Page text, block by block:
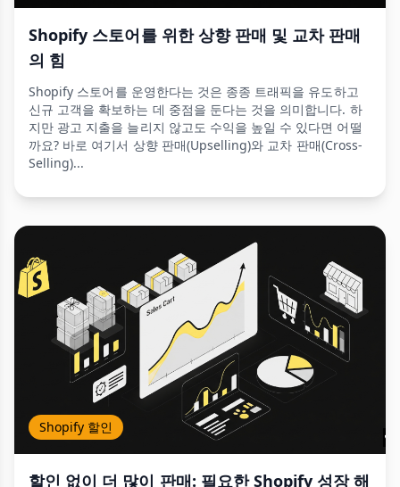
Shopify 스토어를 위한 상향 판매 및 교차 판매
의 힘
Shopify 스토어를 운영한다는 것은 종종 트래픽을 유도하고
신규 고객을 확보하는 데 중점을 둔다는 것을 의미합니다. 하
지만 광고 지출을 늘리지 않고도 수익을 높일 수 있다면 어떨
까요? 바로 여기서 상향 판매(Upselling)와 교차 판매(Cross-
Selling)...
Shopify 할인
할인 없이 더 많이 판매: 필요한 Shopify 성장 해